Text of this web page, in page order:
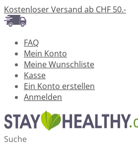
Kostenloser Versand ab CHF 50.-
FAQ
Mein Konto
Meine Wunschliste
Kasse
Ein Konto erstellen
Anmelden
Suche